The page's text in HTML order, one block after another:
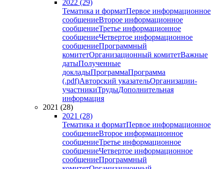
2022 (29)
Тематика и форматПервое информационное
сообщениеВторое информационное
сообщениеТретье информационное
сообщениеЧетвертое информационное
сообщениеПрограммный
комитетОрганизационный комитетВажные
датыПолученные
докладыПрограммаПрограмма
(.pdf)Авторский указательОрганизации-
участникиТрудыДополнительная
информация
2021 (28)
2021 (28)
Тематика и форматПервое информационное
сообщениеВторое информационное
сообщениеТретье информационное
сообщениеЧетвертое информационное
сообщениеПрограммный